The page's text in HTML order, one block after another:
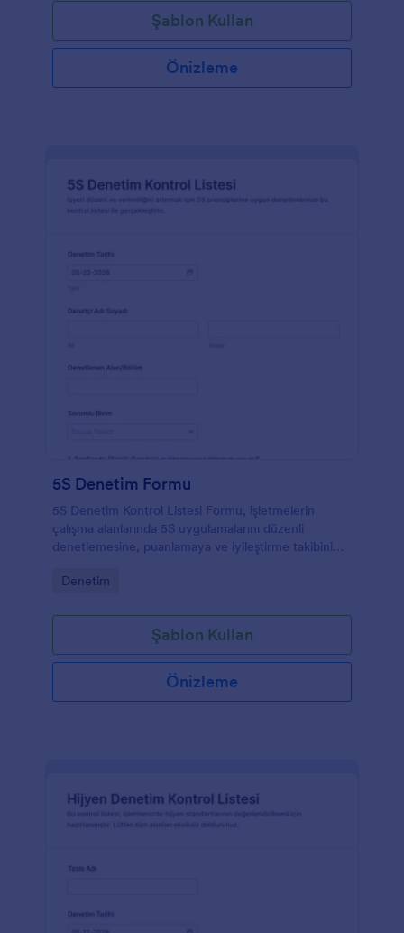
Şablon Kullan
Önizleme
5S Denetim Formu
5S Denetim Kontrol Listesi Formu, işletmelerin
çalışma alanlarında 5S uygulamalarını düzenli
denetlemesine, puanlamaya ve iyileştirme takibini
Go to Category:
Denetim
Şablon Kullan
Önizleme